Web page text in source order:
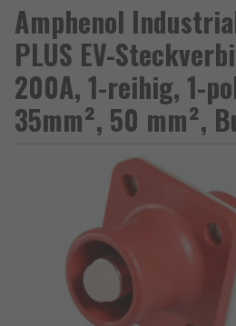
Amphenol
PLUS EV-
200A, 1-reihig, 1-
35mm², 50 mm²,